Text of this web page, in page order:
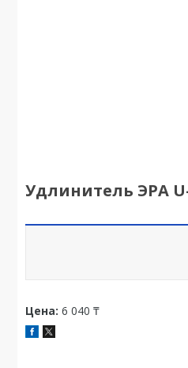
Удлинитель ЭРА
Цена: 6 040 ₸